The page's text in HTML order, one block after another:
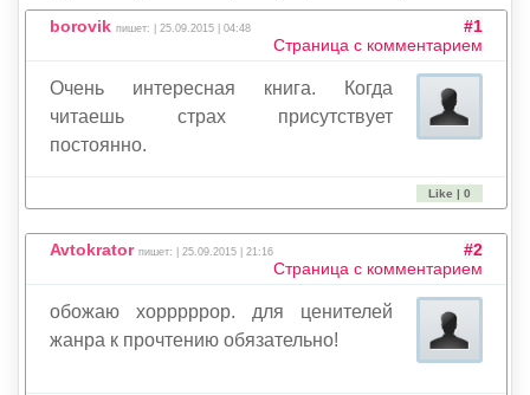
borovik пишет: | 25.09.2015 | 04:48
#1
Страница с комментарием
Очень интересная книга. Когда
читаешь страх присутствует
постоянно.
Like | 0
Avtokrator пишет: | 25.09.2015 | 21:16
#2
Страница с комментарием
обожаю хорррррор. для ценителей
жанра к прочтению обязательно!